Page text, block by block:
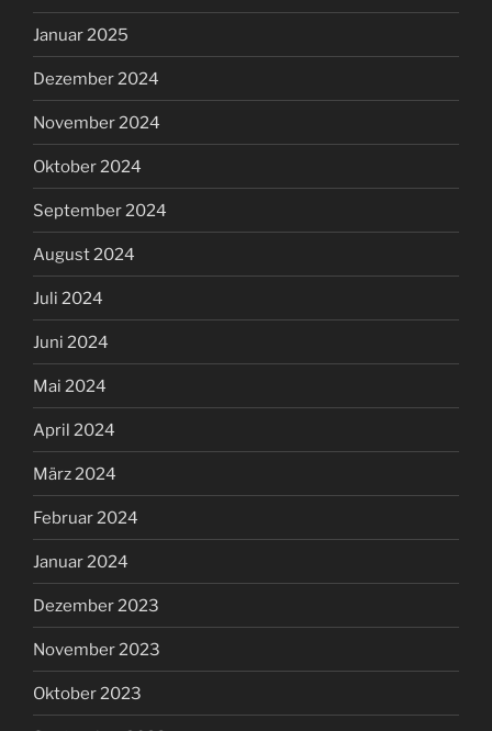
Januar 2025
Dezember 2024
November 2024
Oktober 2024
September 2024
August 2024
Juli 2024
Juni 2024
Mai 2024
April 2024
März 2024
Februar 2024
Januar 2024
Dezember 2023
November 2023
Oktober 2023